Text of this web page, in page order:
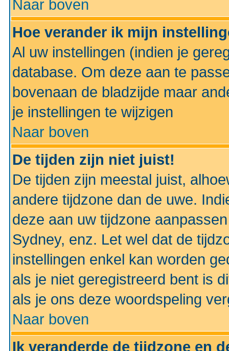
Naar boven
Hoe verander ik mijn
Al uw instellingen (indien je
database. Om deze aan te
bovenaan de bladzijde maar
je instellingen te wijzigen
Naar boven
De tijden zijn niet juist!
De tijden zijn meestal juist,
andere tijdzone dan de uwe.
deze aan uw tijdzone
Sydney, enz. Let wel dat de
instellingen enkel kan worden
als je niet geregistreerd bent is
als je ons deze woordspeling
Naar boven
Ik veranderde de tijdzone en